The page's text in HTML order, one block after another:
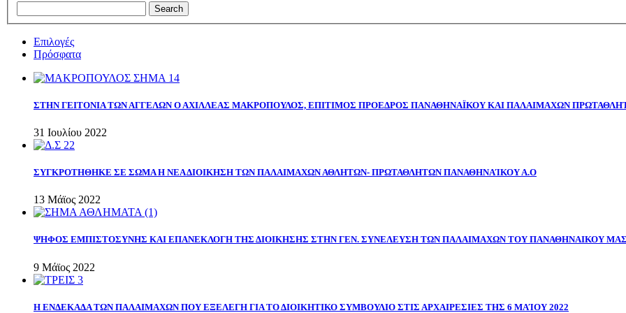
Επιλογές
Πρόσφατα
ΣΤΗΝ ΓΕΙΤΟΝΙΑ ΤΩΝ ΑΓΓΕΛΩΝ Ο ΑΧΙΛΛΕΑΣ ΜΑΚΡΟΠΟΥΛΟΣ, ΕΠΙΤΙΜΟΣ ΠΡΟΕΔΡΟΣ ΠΑΝΑΘΗΝΑΪΚΟΥ ΚΑΙ ΠΑΛΑΙΜΑΧΩΝ
31 Ιουλίου 2022
ΣΥΓΚΡΟΤΗΘΗΚΕ ΣΕ ΣΩΜΑ Η ΝΕΑ ΔΙΟΙΚΗΣΗ ΤΩΝ ΠΑΛΑΙΜΑΧΩΝ ΑΘΛΗΤΩΝ- ΠΡΩΤΑΘΛΗΤΩΝ ΠΑΝΑΘΗΝΑΊΚΟΥ Α.Ο
13 Μάϊος 2022
ΨΗΦΟΣ ΕΜΠΙΣΤΟΣΥΝΗΣ ΚΑΙ ΕΠΑΝΕΚΛΟΓΗ ΤΗΣ ΔΙΟΙΚΗΣΗΣ ΣΤΗΝ ΓΕΝ. ΣΥΝΕΛΕΥΣΗ ΤΩΝ ΠΑΛΑΙΜΑΧΩΝ ΤΟΥ ΠΑΝΑΘΗΝΑΙΚΟΥ ΜΑΣ
9 Μάϊος 2022
Η ΕΝΔΕΚΑΔΑ ΤΩΝ ΠΑΛΑΙΜΑΧΩΝ ΠΟΥ ΕΞΕΛΕΓΗ ΓΙΑ ΤΟ ΔΙΟΙΚΗΤΙΚΟ ΣΥΜΒΟΥΛΙΟ ΣΤΙΣ ΑΡΧΑΙΡΕΣΙΕΣ ΤΗΣ 6 ΜΑΊΟΥ 2022